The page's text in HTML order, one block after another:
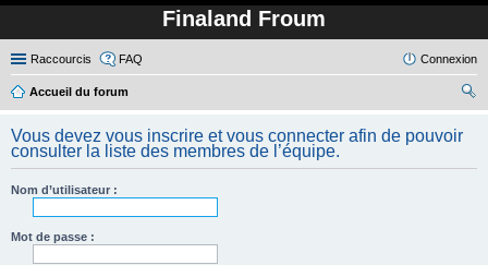
Finaland Froum
Raccourcis FAQ Connexion
Accueil du forum
her
ch
Vous devez vous inscrire et vous connecter afin de pouvoir
consulter la liste des membres de l’équipe.
Nom d’utilisateur :
Mot de passe :